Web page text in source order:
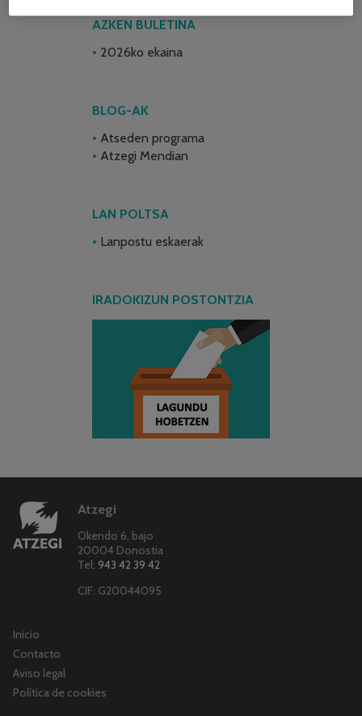
AZKEN BULETINA
2026ko ekaina
BLOG-AK
Atseden programa
Atzegi Mendian
LAN POLTSA
Lanpostu eskaerak
IRADOKIZUN POSTONTZIA
Atzegi
Okendo 6, bajo
20004 Donostia
Tel: 943 42 39 42
CIF: G20044095
Inicio
Contacto
Aviso legal
Política de cookies